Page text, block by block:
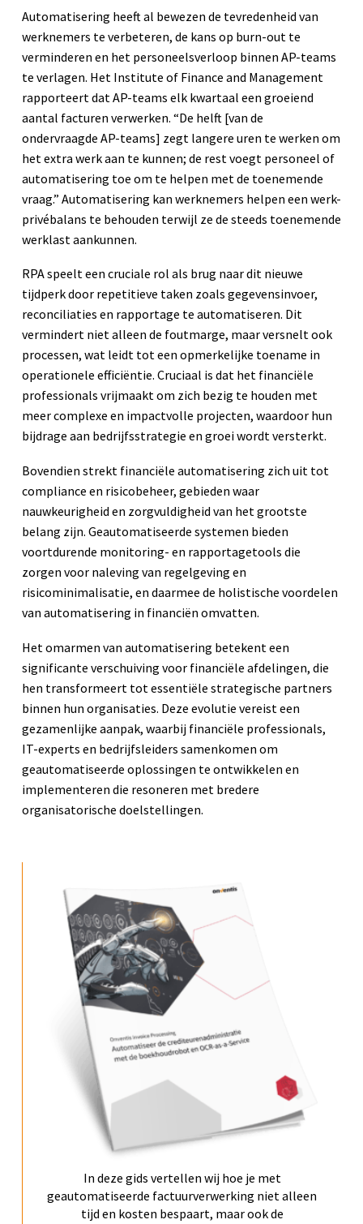
Automatisering heeft al bewezen de tevredenheid van
werknemers te verbeteren, de kans op burn-out te
verminderen en het personeelsverloop binnen AP-teams
te verlagen. Het Institute of Finance and Management
rapporteert dat AP-teams elk kwartaal een groeiend
aantal facturen verwerken. “De helft [van de
ondervraagde AP-teams] zegt langere uren te werken om
het extra werk aan te kunnen; de rest voegt personeel of
automatisering toe om te helpen met de toenemende
vraag.” Automatisering kan werknemers helpen een werk-
privébalans te behouden terwijl ze de steeds toenemende
werklast aankunnen.
RPA speelt een cruciale rol als brug naar dit nieuwe
tijdperk door repetitieve taken zoals gegevensinvoer,
reconciliaties en rapportage te automatiseren. Dit
vermindert niet alleen de foutmarge, maar versnelt ook
processen, wat leidt tot een opmerkelijke toename in
operationele efficiëntie. Cruciaal is dat het financiële
professionals vrijmaakt om zich bezig te houden met
meer complexe en impactvolle projecten, waardoor hun
bijdrage aan bedrijfsstrategie en groei wordt versterkt.
Bovendien strekt financiële automatisering zich uit tot
compliance en risicobeheer, gebieden waar
nauwkeurigheid en zorgvuldigheid van het grootste
belang zijn. Geautomatiseerde systemen bieden
voortdurende monitoring- en rapportagetools die
zorgen voor naleving van regelgeving en
risicominimalisatie, en daarmee de holistische voordelen
van automatisering in financiën omvatten.
Het omarmen van automatisering betekent een
significante verschuiving voor financiële afdelingen, die
hen transformeert tot essentiële strategische partners
binnen hun organisaties. Deze evolutie vereist een
gezamenlijke aanpak, waarbij financiële professionals,
IT-experts en bedrijfsleiders samenkomen om
geautomatiseerde oplossingen te ontwikkelen en
implementeren die resoneren met bredere
organisatorische doelstellingen.
In deze gids vertellen wij hoe je met
geautomatiseerde factuurverwerking niet alleen
tijd en kosten bespaart, maar ook de